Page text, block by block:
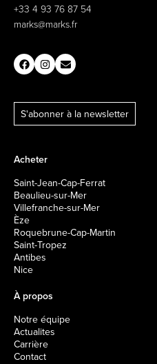
+33 4 93 76 87 54
marks@marks.fr
S'abonner à la newsletter
Acheter
Saint-Jean-Cap-Ferrat
Beaulieu-sur-Mer
Villefranche-sur-Mer
Èze
Roquebrune-Cap-Martin
Saint-Tropez
Antibes
Nice
À propos
Notre équipe
Actualites
Carrière
Contact